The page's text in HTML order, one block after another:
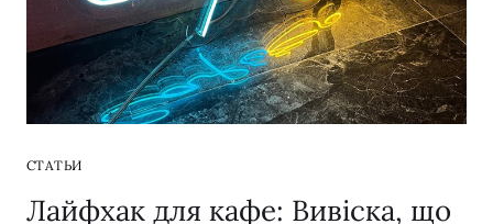
СТАТЬИ
Лайфхак для кафе: Вивіска, що